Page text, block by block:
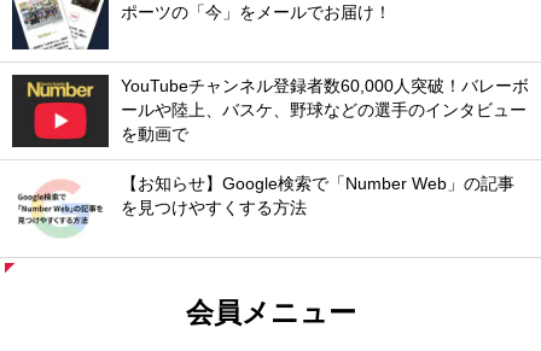
ポーツの「今」をメールでお届け！
YouTubeチャンネル登録者数60,000人突破！バレーボ
ールや陸上、バスケ、野球などの選手のインタビュー
を動画で
【お知らせ】Google検索で「Number Web」の記事
を見つけやすくする方法
会員メニュー